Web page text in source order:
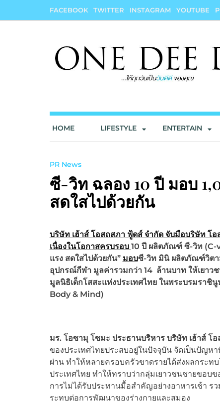
FACEBOOK TWITTER INSTAGRAM YOUTUBE
HOME LIFESTYLE ENTERTAIN
PR News
ซี-วิท ฉลอง 10 ปี มอบ
สดใสไปด้วยกัน
บริษัท เฮ้าส์ โอสถสภา ฟู้ดส์ จำกัด จับมือบริษัท โ
เนื่องในโอกาสครบรอบ 10 ปี ผลิตภัณฑ์ ซี-วิท(C-
แรง สดใสไปด้วยกัน” มอบซี-วิท มินิ ผลิตภัณฑ์วิต
อุปกรณ์กีฬา มูลค่ารวมกว่า 14 ล้านบาท ให้เยาว
มูลนิธิเด็กโสสะแห่งประเทศไทย ในพระบรมราชิ
Body & Mind)
มร. โอซามุ โซมะ ประธานบริหาร บริษัท เฮ้าส์ โ
ของประเทศไทยประสบอยู่ในปัจจุบัน จัดเป็นปัญห
ผ่าน ทำให้หลายครอบครัวขาดรายได้ส่งผลกระ
ประเทศไทย ทำให้ทราบว่ากลุ่มเยาวชนชายขอบ
การไม่ได้รับประทานมื้อสำคัญอย่างอาหารเช้า ร
ระทบต่อการพัฒนาของร่างกายและสมอง